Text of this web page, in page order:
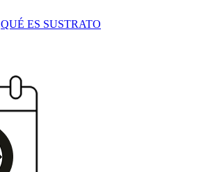
QUÉ ES SUSTRATO